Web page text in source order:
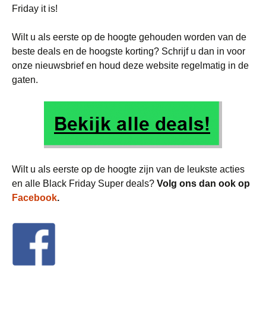
Friday it is!
Wilt u als eerste op de hoogte gehouden worden van de
beste deals en de hoogste korting? Schrijf u dan in voor
onze nieuwsbrief en houd deze website regelmatig in de
gaten.
Wilt u als eerste op de hoogte zijn van de leukste acties
en alle Black Friday Super deals? Volg ons dan ook op
Facebook.